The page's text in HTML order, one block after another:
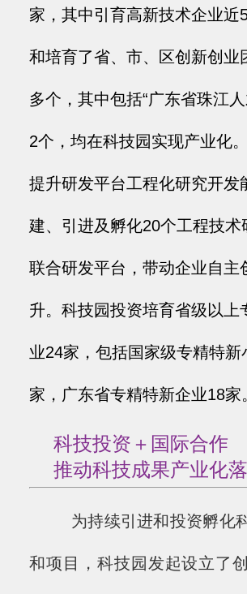
家，其中引育高新技术企业近
和培育了省、市、区创新创业
多个，其中包括“广东省珠江人
2个，均在科技园实现产业化
提升研发平台工程化研究开发
建、引进及孵化20个工程技术
联合研发平台，带动企业自主
升。科技园投资培育省级以上
业24家，包括国家级专精特新
家，广东省专精特新企业18家
科技投资＋国际合作
推动科技成果产业化
为持续引进和投资孵化
和项目，科技园发起设立了